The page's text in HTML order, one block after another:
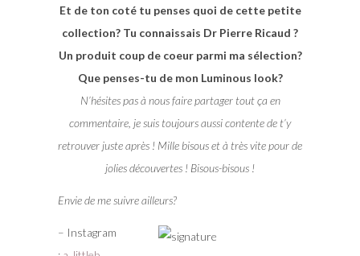
Et de ton coté tu penses quoi de cette petite
collection? Tu connaissais Dr Pierre Ricaud ?
Un produit coup de coeur parmi ma sélection?
Que penses-tu de mon Luminous look?
N’hésites pas à nous faire partager tout ça en
commentaire, je suis toujours aussi contente de t’y
retrouver juste après ! Mille bisous et à très vite pour de
jolies découvertes ! Bisous-bisous !
Envie de me suivre ailleurs?
– Instagram